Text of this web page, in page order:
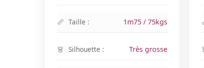
Taille : 1m75 / 75kgs
Silhouette : Très grosse